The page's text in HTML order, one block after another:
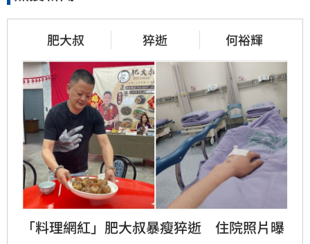
肥大叔 猝逝 何裕輝
「料理網紅」肥大叔暴瘦猝逝　住院照片曝